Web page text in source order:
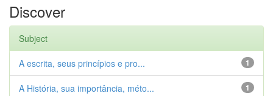
Discover
Subject
1
A escrita, seus princípios e pro...
1
A História, sua importância, méto...